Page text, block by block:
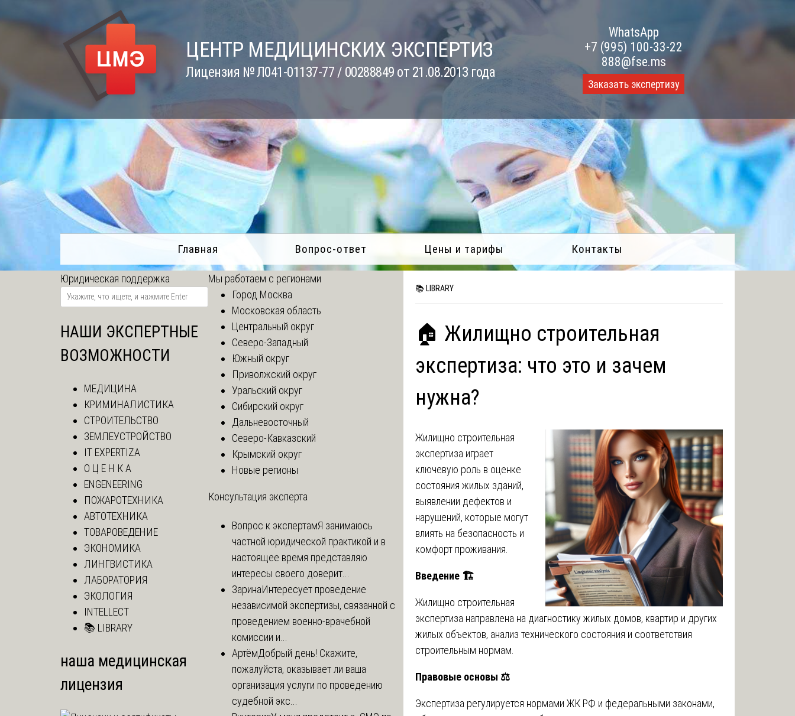
ЦЕНТР МЕДИЦИНСКИХ ЭКСПЕРТИЗ
Лицензия № Л041-01137-77 / 00288849 от 21.08.2013 года
WhatsApp
+7 (995) 100-33-22
888@fse.ms
Заказать экспертизу
Главная Вопрос-ответ Цены и тарифы Контакты
📚 LIBRARY
🏠 Жилищно строительная
экспертиза: что это и зачем
нужна?
Жилищно строительная
экспертиза играет
ключевую роль в оценке
состояния жилых зданий,
выявлении дефектов и
нарушений, которые могут
влиять на безопасность и
комфорт проживания.
Введение 🏗
Жилищно строительная
экспертиза направлена на диагностику жилых домов, квартир и других
жилых объектов, анализ технического состояния и соответствия
строительным нормам.
Правовые основы ⚖️
Экспертиза регулируется нормами ЖК РФ и федеральными законами,
Юридическая поддержка
НАШИ ЭКСПЕРТНЫЕ
ВОЗМОЖНОСТИ
МЕДИЦИНА
КРИМИНАЛИСТИКА
СТРОИТЕЛЬСТВО
ЗЕМЛЕУСТРОЙСТВО
IT EXPERTIZA
О Ц Е Н К А
ENGENEERING
ПОЖАРОТЕХНИКА
АВТОТЕХНИКА
ТОВАРОВЕДЕНИЕ
ЭКОНОМИКА
ЛИНГВИСТИКА
ЛАБОРАТОРИЯ
ЭКОЛОГИЯ
INTELLECT
📚 LIBRARY
наша медицинская
лицензия
Мы работаем с регионами
Город Москва
Московская область
Центральный округ
Северо-Западный
Южный округ
Приволжский округ
Уральский округ
Сибирский округ
Дальневосточный
Северо-Кавказский
Крымский округ
Новые регионы
Консультация эксперта
Вопрос к экспертамЯ занимаюсь
частной юридической практикой и в
настоящее время представляю
интересы своего доверит...
ЗаринаИнтересует проведение
независимой экспертизы, связанной с
проведением военно-врачебной
комиссии и...
АртёмДобрый день! Скажите,
пожалуйста, оказывает ли ваша
организация услуги по проведению
судебной экс...